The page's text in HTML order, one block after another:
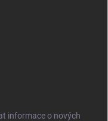
informace o nových